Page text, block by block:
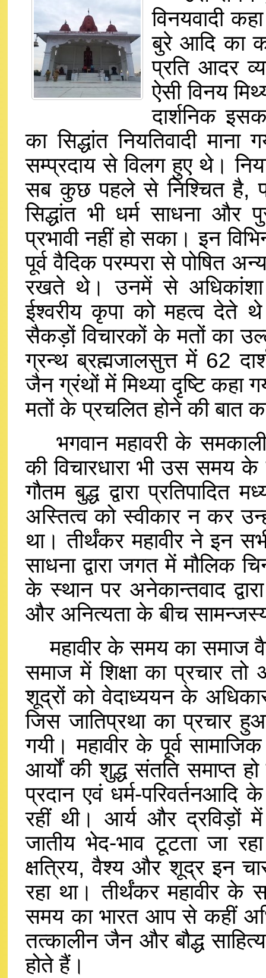
विनयवादी
बुरे आदि का
प्रति आदर
ऐसी विनय
दार्शनिक
का सिद्धांत नियतिवादी
सम्प्रदाय से विलग हुए थे।
सब कुछ पहले से निश्चित है,
सिद्धांत भी धर्म साधना और
प्रभावी नहीं हो सका। इन
पूर्व वैदिक परम्परा से पोषित
रखते थे। उनमें से अधिकांशा
ईश्वरीय कृपा को महत्व देते
सैकड़ों विचारकों के मतों का
ग्रन्थ ब्रह्मजालसुत्त में 62
जैन ग्रंथों में मिथ्या दृष्टि कहा
मतों के प्रचलित होने की बात
भगवान महावरी के
की विचारधारा भी उस समय
गौतम बुद्ध द्वारा
अस्तित्व को स्वीकार न कर
था। तीर्थंकर महावीर ने इन
साधना द्वारा जगत में मौलिक
के स्थान पर अनेकान्तवाद
और अनित्यता के बीच
महावीर के समय का समाज
समाज में शिक्षा का प्रचार
शूद्रों को वेदाध्ययन के
जिस जातिप्रथा का
गयी। महावीर के पूर्व
आर्यों की शुद्ध संतति समाप्त
प्रदान एवं धर्म-
रहीं थी। आर्य और द्रविड़ों
जातीय भेद-भाव टूटता जा
क्षत्रिय, वैश्य और शूद्र इन
रहा था। तीर्थंकर महावीर
समय का भारत आप से कहीं
तत्कालीन जैन और बौद्ध
होते हैं।